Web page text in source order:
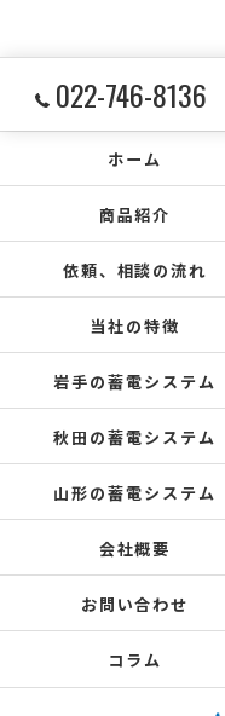
022-746-8136
ホーム
商品紹介
依頼、相談の流れ
当社の特徴
岩手の蓄電システム
秋田の蓄電システム
山形の蓄電システム
会社概要
お問い合わせ
コラム